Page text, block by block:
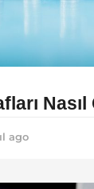
Nasıl
ago
l